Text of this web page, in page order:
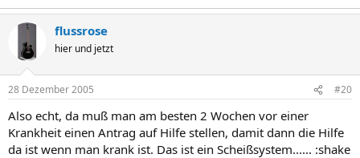
flussrose
hier und jetzt
28 Dezember 2005 #20
Also echt, da muß man am besten 2 Wochen vor einer
Krankheit einen Antrag auf Hilfe stellen, damit dann die Hilfe
da ist wenn man krank ist. Das ist ein Scheißsystem...... :shake